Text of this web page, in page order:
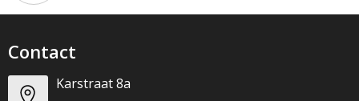
Contact
Karstraat 8a